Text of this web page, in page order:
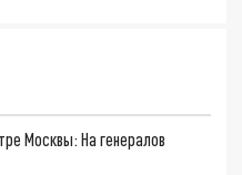
Москвы: На генералов